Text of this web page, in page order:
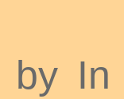
by In